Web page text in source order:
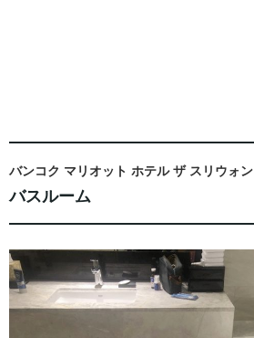
バンコク マリオット ホテル ザ スリウォン
バスルーム